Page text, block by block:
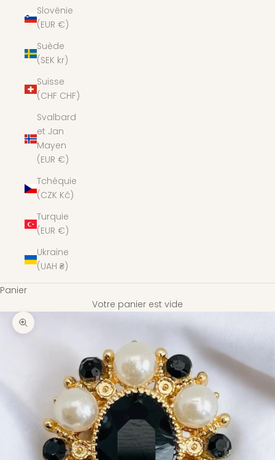
Slovénie
(EUR €)
Suède
(SEK kr)
Suisse
(CHF CHF)
Svalbard
et Jan
Mayen
(EUR €)
Tchéquie
(CZK Kč)
Turquie
(EUR €)
Ukraine
(UAH ₴)
Panier
Votre panier est vide
Zoomer sur l'image